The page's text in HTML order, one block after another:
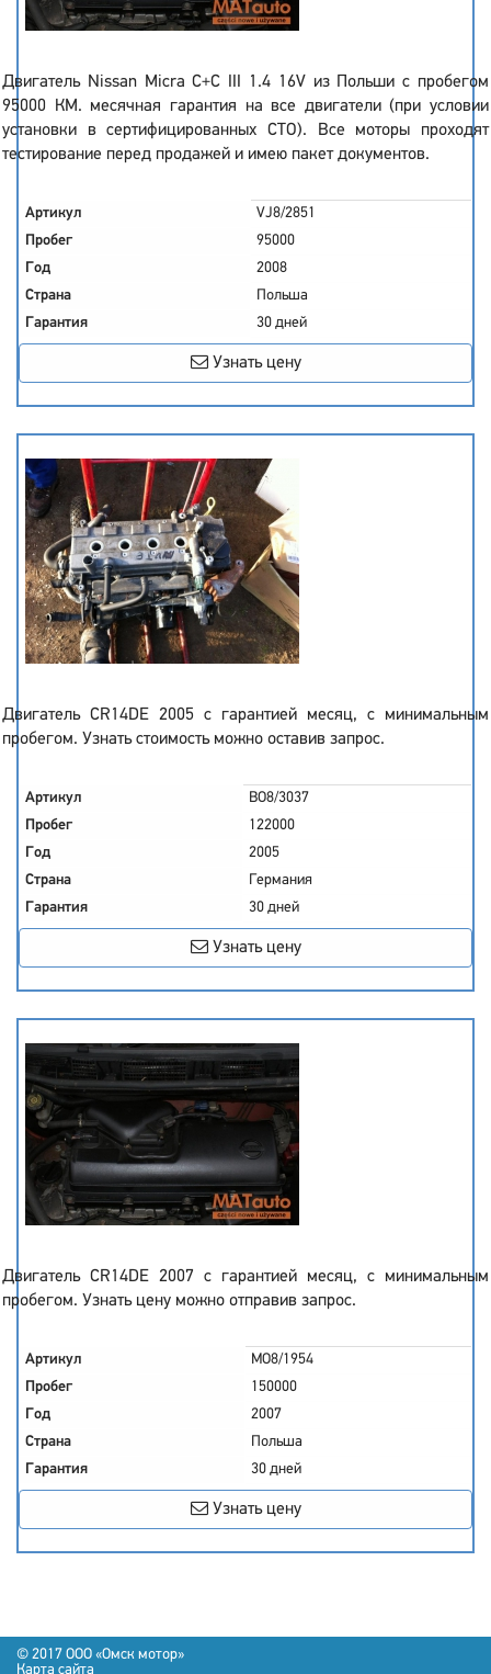
Двигатель Nissan Micra C+C III 1.4 16V из Польши с пробегом
95000 КМ. месячная гарантия на все двигатели (при условии
установки в сертифицированных СТО). Все моторы проходят
тестирование перед продажей и имею пакет документов.
Артикул
VJ8/2851
Пробег
95000
Год
2008
Страна
Польша
Гарантия
30 дней
Узнать цену
Двигатель CR14DE 2005 с гарантией месяц, с минимальным
пробегом. Узнать стоимость можно оставив запрос.
Артикул
BO8/3037
Пробег
122000
Год
2005
Страна
Германия
Гарантия
30 дней
Узнать цену
Двигатель CR14DE 2007 с гарантией месяц, с минимальным
пробегом. Узнать цену можно отправив запрос.
Артикул
MO8/1954
Пробег
150000
Год
2007
Страна
Польша
Гарантия
30 дней
Узнать цену
© 2017 OOO «Омск мотор»
Карта сайта